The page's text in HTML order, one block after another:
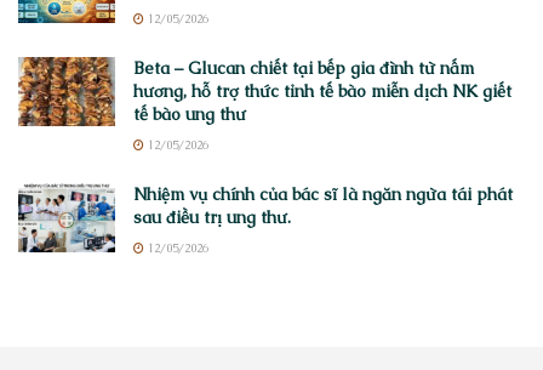
12/05/2026
Beta – Glucan chiết tại bếp gia đình từ nấm
hương, hỗ trợ thức tỉnh tế bào miễn dịch NK giết
tế bào ung thư
12/05/2026
Nhiệm vụ chính của bác sĩ là ngăn ngừa tái phát
sau điều trị ung thư.
12/05/2026